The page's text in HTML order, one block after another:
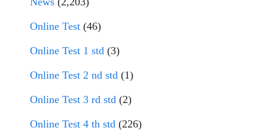
Online Test (46)
Online Test 1 std (3)
Online Test 2 nd std (1)
Online Test 3 rd std (2)
Online Test 4 th std (226)